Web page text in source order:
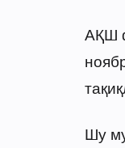
АҚШ
Шу